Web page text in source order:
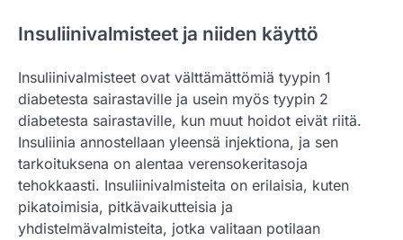
Insuliinivalmisteet ja niiden käyttö
Insuliinivalmisteet ovat välttämättömiä tyypin 1
diabetesta sairastaville ja usein myös tyypin 2
diabetesta sairastaville, kun muut hoidot eivät riitä.
Insuliinia annostellaan yleensä injektiona, ja sen
tarkoituksena on alentaa verensokeritasoja
tehokkaasti. Insuliinivalmisteita on erilaisia, kuten
pikatoimisia, pitkävaikutteisia ja
yhdistelmävalmisteita, jotka valitaan potilaan